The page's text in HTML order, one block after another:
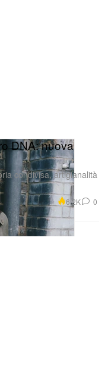
DNA: nuova
condivisa, artigianalità
6.2K 0